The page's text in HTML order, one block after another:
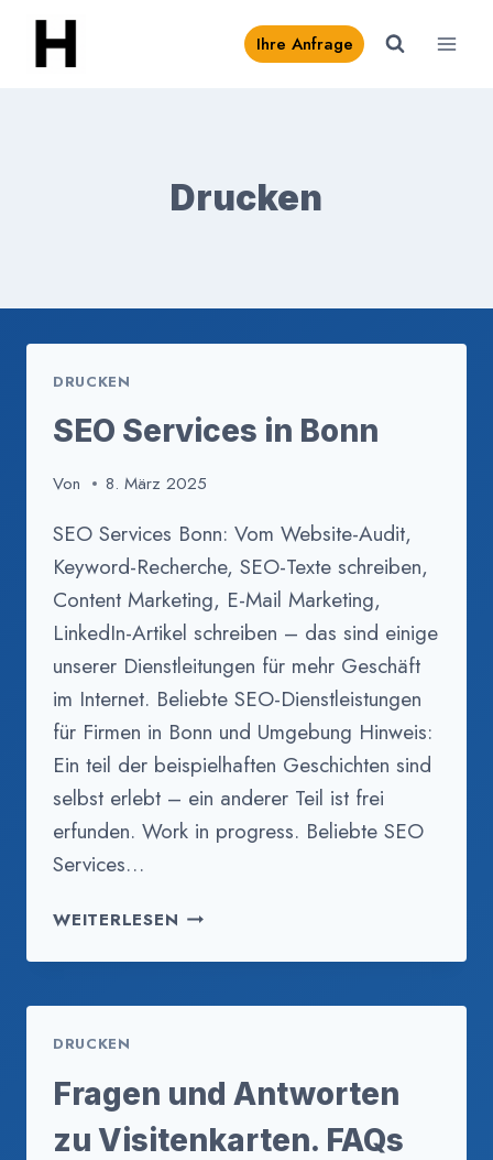
Ihre Anfrage
Drucken
DRUCKEN
SEO Services in Bonn
Von 8. März 2025
SEO Services Bonn: Vom Website-Audit,
Keyword-Recherche, SEO-Texte schreiben,
Content Marketing, E-Mail Marketing,
LinkedIn-Artikel schreiben – das sind einige
unserer Dienstleitungen für mehr Geschäft
im Internet. Beliebte SEO-Dienstleistungen
für Firmen in Bonn und Umgebung Hinweis:
Ein teil der beispielhaften Geschichten sind
selbst erlebt – ein anderer Teil ist frei
erfunden. Work in progress. Beliebte SEO
Services…
WEITERLESEN SEO
IN
DRUCKEN
Fragen und Antworten
zu Visitenkarten. FAQs